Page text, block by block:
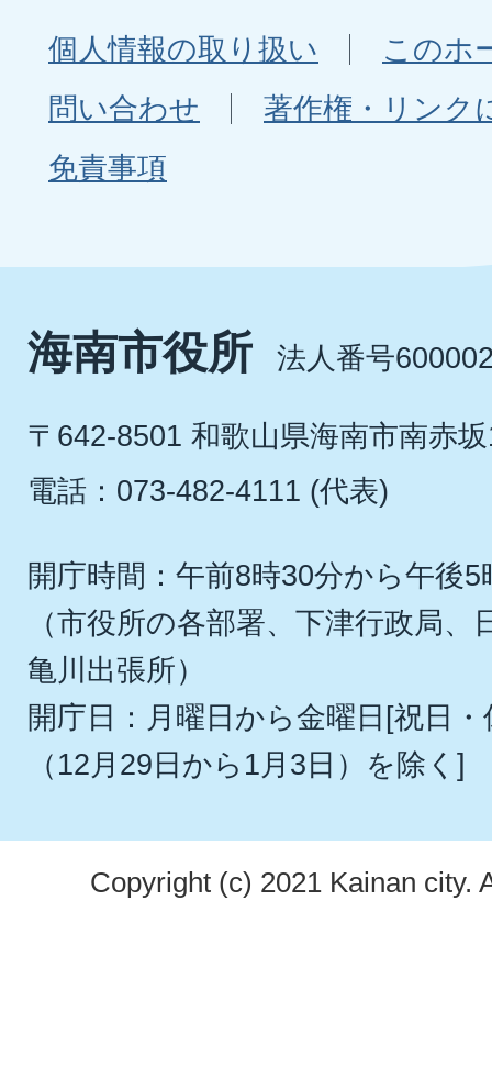
個人情報の取り扱い
このホ
問い合わせ
著作権・リンク
免責事項
海南市役所 法人番号
〒642-8501 和歌山県海南市南赤
電話：073-482-4111 (代表)
開庁時間：午前8時30分から午後5
（市役所の各部署、下津行政局
亀川出張所）
開庁日：月曜日から金曜日[祝日
（12月29日から1月3日）を除く]
Copyright (c) 2021 Kainan city.